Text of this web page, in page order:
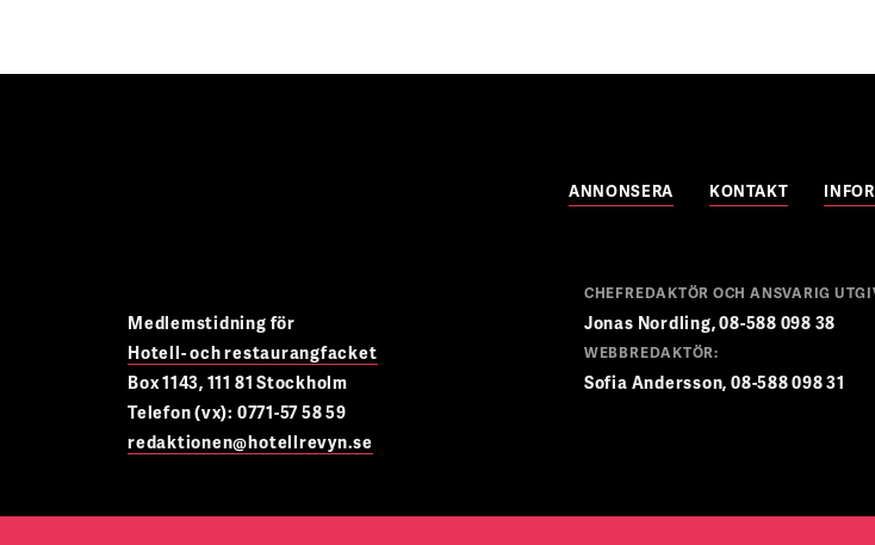
ANNONSERA KONTAKT
Medlemstidning för
Hotell- och restaurangfacket
Box 1143, 111 81 Stockholm
Telefon (vx): 0771-57 58 59
redaktionen@hotellrevyn.se
CHEFREDAKTÖR OCH ANSVARIG
Jonas Nordling, 08-588 098 38
WEBBREDAKTÖR:
Sofia Andersson, 08-588 098 31